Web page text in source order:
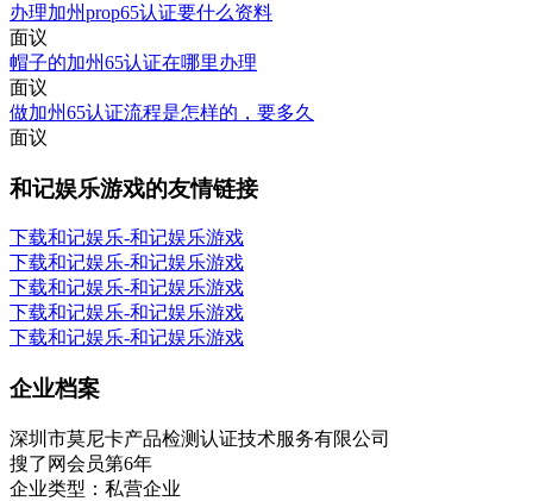
办理加州prop65认证要什么资料
面议
帽子的加州65认证在哪里办理
面议
做加州65认证流程是怎样的，要多久
面议
和记娱乐游戏的友情链接
下载和记娱乐-和记娱乐游戏
下载和记娱乐-和记娱乐游戏
下载和记娱乐-和记娱乐游戏
下载和记娱乐-和记娱乐游戏
下载和记娱乐-和记娱乐游戏
企业档案
深圳市莫尼卡产品检测认证技术服务有限公司
搜了网会员第6年
企业类型： 私营企业